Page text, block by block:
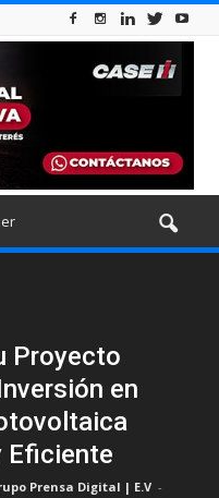
Proyecto
en
Eficiente
Prensa Digital | E.V -